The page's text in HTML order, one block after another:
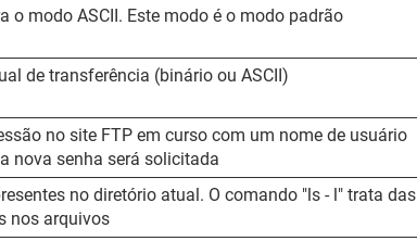
o modo ASCII. Este modo é o modo padrão
de transferência (binário ou ASCII)
no site FTP em curso com um nome de usuário
nova senha será solicitada
no diretório atual. O comando "ls - l" trata das
nos arquivos